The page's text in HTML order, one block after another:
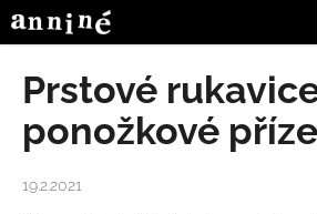
na
obsah
Prstové
ponožkové příze
19.2.2021
K
o
C
o
p